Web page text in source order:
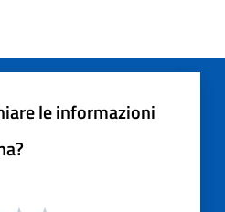
le informazioni